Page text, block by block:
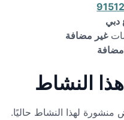
دبي
غير مضافة
النشاط
منشورة لهذا النشاط حاليًا.